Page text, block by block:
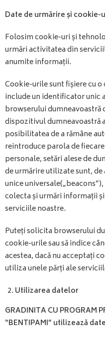
Date de urmărire și cookie-
Folosim cookie-uri și
urmări activitatea din
anumite informații.
Cookie-urile sunt fișiere cu
include un identificator unic
browserului dumneavoastră
dispozitivul dumneavoastră
posibilitatea de a rămâne
reintroduce parola de
personale, setări alese de
de urmărire utilizate sunt,
unice
colecta și urmări informații
serviciile noastre.
Puteți solicita browserului
cookie-urile sau să indice
acestea, dacă nu acceptați
utiliza unele părți ale
Utilizarea datelor
GRADINITA CU PROGRAM
“BENTIPAMI” utilizează